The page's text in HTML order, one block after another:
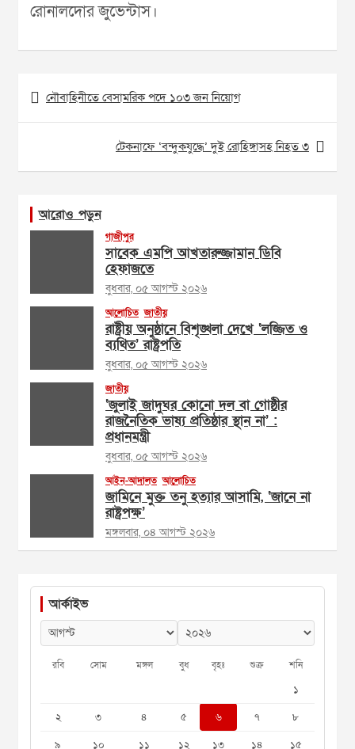
রোনালদোর জুভেন্টাস।
Post
navigation
নৌবাহিনীতে বেসামরিক পদে ১০৩ জন নিয়োগ
টেকনাফে ‘বন্দুকযুদ্ধে’ দুই রোহিঙ্গাসহ নিহত ৩
আরোও পড়ুন
গাজীপুর
সাবেক এমপি আখতারুজ্জামান ডিবি
হেফাজতে
বুধবার, ০৫ আগস্ট ২০২৬
আলোচিত জাতীয়
রাষ্ট্রীয় অনুষ্ঠানে বিশৃঙ্খলা দেখে ‘লজ্জিত ও
ব্যথিত’ রাষ্ট্রপতি
বুধবার, ০৫ আগস্ট ২০২৬
জাতীয়
‘জুলাই জাদুঘর কোনো দল বা গোষ্ঠীর
রাজনৈতিক ভাষ্য প্রতিষ্ঠার স্থান না’ :
প্রধানমন্ত্রী
বুধবার, ০৫ আগস্ট ২০২৬
আইন-আদালত আলোচিত
জামিনে মুক্ত তনু হত্যার আসামি, ‘জানে না
রাষ্ট্রপক্ষ’
মঙ্গলবার, ০৪ আগস্ট ২০২৬
আর্কাইভ
রবি সোম মঙ্গল বুধ বৃহঃ শুক্র শনি
১
২
৩ ৪ ৫ ৬ ৭
৮
৯
১০ ১১ ১২ ১৩ ১৪ ১৫